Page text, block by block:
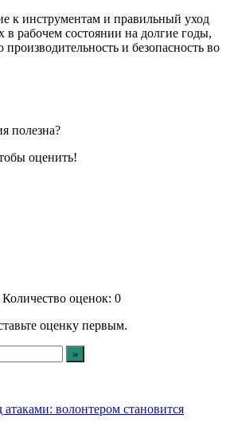
к инструментам и правильный уход
в рабочем состоянии на долгие годы,
и безопасность во
полезна?
оценить!
Количество оценок: 0
оценку первым.
волонтером становится